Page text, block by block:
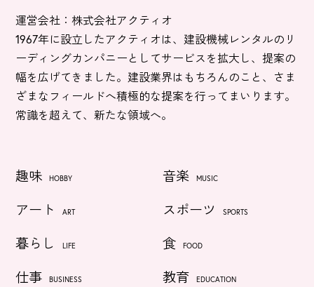
運営会社：株式会社アクティオ
1967年に設立したアクティオは、建設機械レンタルのリ
ーディングカンパニーとしてサービスを拡大し、提案の
幅を広げてきました。建設業界はもちろんのこと、さま
ざまなフィールドへ積極的な提案を行ってまいります。
常識を超えて、新たな領域へ。
趣味 HOBBY 音楽 MUSIC
アート ART スポーツ SPORTS
暮らし LIFE 食 FOOD
仕事 BUSINESS 教育 EDUCATION